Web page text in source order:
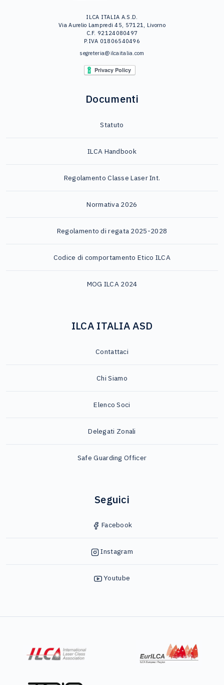
ILCA ITALIA A.S.D.
Via Aurelio Lampredi 45, 57121, Livorno
C.F. 92124080497
P.IVA 01806540496
segreteria@ilcaitalia.com
Documenti
Statuto
ILCA Handbook
Regolamento Classe Laser Int.
Normativa 2026
Regolamento di regata 2025-2028
Codice di comportamento Etico ILCA
MOG ILCA 2024
ILCA ITALIA ASD
Contattaci
Chi Siamo
Elenco Soci
Delegati Zonali
Safe Guarding Officer
Seguici
Facebook
Instagram
Youtube